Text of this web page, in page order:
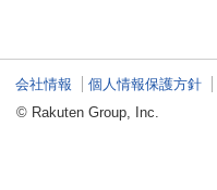
会社情報 個人情報保護方針
© Rakuten Group, Inc.